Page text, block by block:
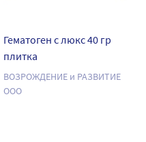
Гематоген с люкс 40 гр
плитка
ВОЗРОЖДЕНИЕ и РАЗВИТИЕ
ООО